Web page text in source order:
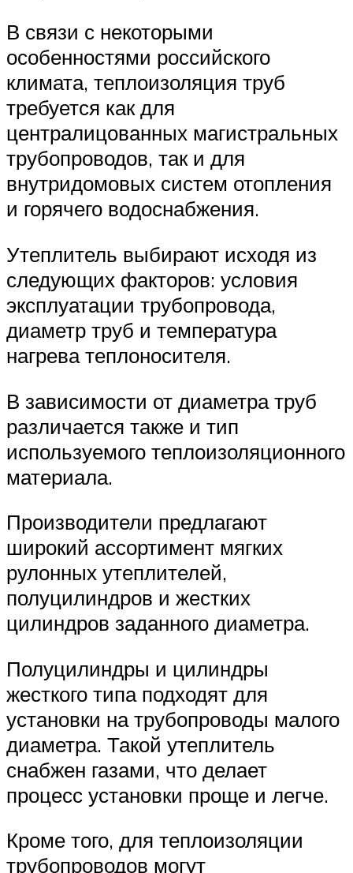
В связи с некоторыми
особенностями российского
климата, теплоизоляция труб
требуется как для
централицованных магистральных
трубопроводов, так и для
внутридомовых систем отопления
и горячего водоснабжения.
Утеплитель выбирают исходя из
следующих факторов: условия
эксплуатации трубопровода,
диаметр труб и температура
нагрева теплоносителя.
В зависимости от диаметра труб
различается также и тип
используемого теплоизоляционного
материала.
Производители предлагают
широкий ассортимент мягких
рулонных утеплителей,
полуцилиндров и жестких
цилиндров заданного диаметра.
Полуцилиндры и цилиндры
жесткого типа подходят для
установки на трубопроводы малого
диаметра. Такой утеплитель
снабжен газами, что делает
процесс установки проще и легче.
Кроме того, для теплоизоляции
трубопроводов могут